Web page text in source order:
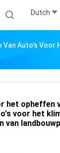
Dutch
Auto's Voor
het opheffen
voor het
van